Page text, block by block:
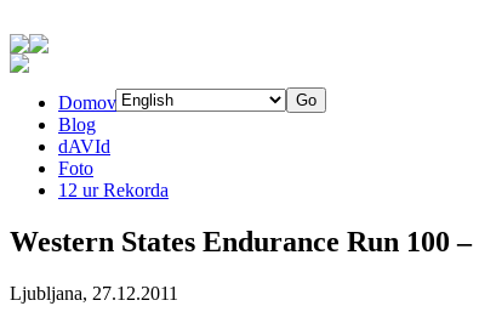
Domov
Blog
dAVId
Foto
12 ur Rekorda
Western States Endurance Run 100 –
Ljubljana, 27.12.2011